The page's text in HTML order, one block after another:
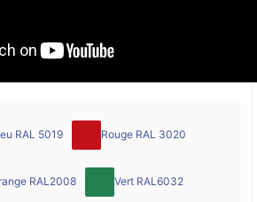
RAL 5019 Rouge RAL 3020
RAL2008 Vert RAL6032